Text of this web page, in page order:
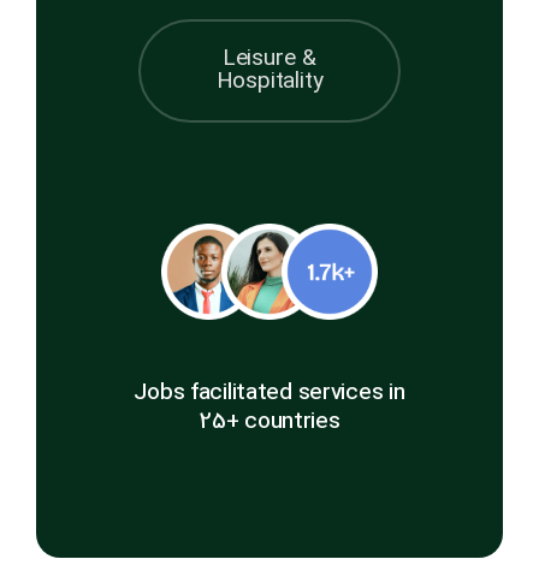
Leisure &
Hospitality
Jobs facilitated services in
25+ countries